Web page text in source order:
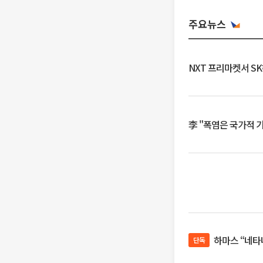
주요뉴스
NXT 프리마켓서
李 "폭염은 국가적
단독 하마스 “네